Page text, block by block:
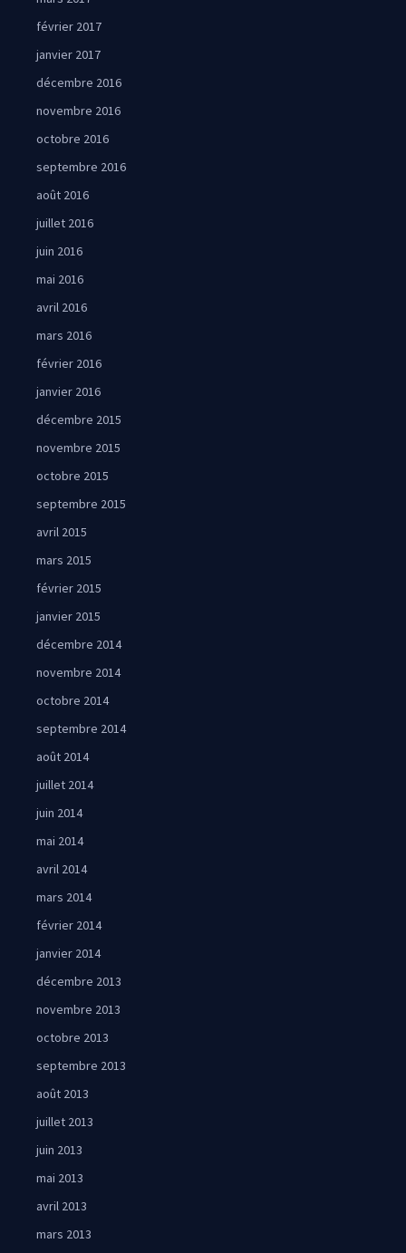
février 2017
janvier 2017
décembre 2016
novembre 2016
octobre 2016
septembre 2016
août 2016
juillet 2016
juin 2016
mai 2016
avril 2016
mars 2016
février 2016
janvier 2016
décembre 2015
novembre 2015
octobre 2015
septembre 2015
avril 2015
mars 2015
février 2015
janvier 2015
décembre 2014
novembre 2014
octobre 2014
septembre 2014
août 2014
juillet 2014
juin 2014
mai 2014
avril 2014
mars 2014
février 2014
janvier 2014
décembre 2013
novembre 2013
octobre 2013
septembre 2013
août 2013
juillet 2013
juin 2013
mai 2013
avril 2013
mars 2013